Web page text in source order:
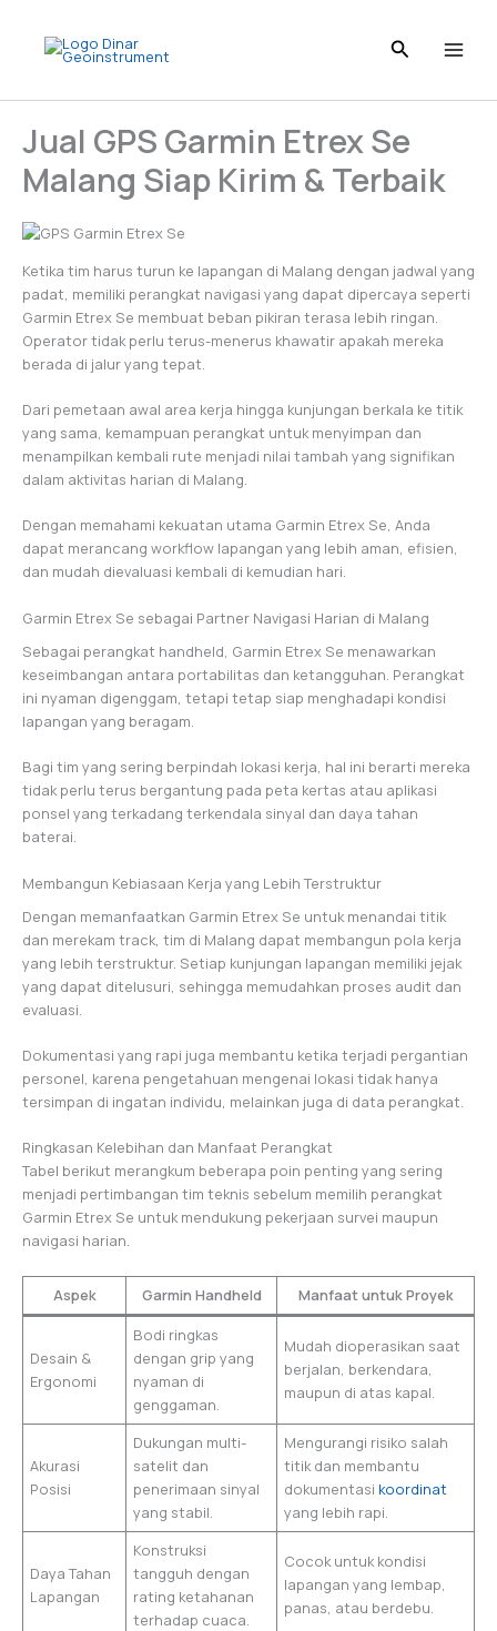
content
Jual GPS Garmin Etrex Se
Malang Siap Kirim & Terbaik
Ketika tim harus turun ke lapangan di Malang dengan jadwal yang
padat, memiliki perangkat navigasi yang dapat dipercaya seperti
Garmin Etrex Se membuat beban pikiran terasa lebih ringan.
Operator tidak perlu terus-menerus khawatir apakah mereka
berada di jalur yang tepat.
Dari pemetaan awal area kerja hingga kunjungan berkala ke titik
yang sama, kemampuan perangkat untuk menyimpan dan
menampilkan kembali rute menjadi nilai tambah yang signifikan
dalam aktivitas harian di Malang.
Dengan memahami kekuatan utama Garmin Etrex Se, Anda
dapat merancang workflow lapangan yang lebih aman, efisien,
dan mudah dievaluasi kembali di kemudian hari.
Garmin Etrex Se sebagai Partner Navigasi Harian di Malang
Sebagai perangkat handheld, Garmin Etrex Se menawarkan
keseimbangan antara portabilitas dan ketangguhan. Perangkat
ini nyaman digenggam, tetapi tetap siap menghadapi kondisi
lapangan yang beragam.
Bagi tim yang sering berpindah lokasi kerja, hal ini berarti mereka
tidak perlu terus bergantung pada peta kertas atau aplikasi
ponsel yang terkadang terkendala sinyal dan daya tahan
baterai.
Membangun Kebiasaan Kerja yang Lebih Terstruktur
Dengan memanfaatkan Garmin Etrex Se untuk menandai titik
dan merekam track, tim di Malang dapat membangun pola kerja
yang lebih terstruktur. Setiap kunjungan lapangan memiliki jejak
yang dapat ditelusuri, sehingga memudahkan proses audit dan
evaluasi.
Dokumentasi yang rapi juga membantu ketika terjadi pergantian
personel, karena pengetahuan mengenai lokasi tidak hanya
tersimpan di ingatan individu, melainkan juga di data perangkat.
Ringkasan Kelebihan dan Manfaat Perangkat
Tabel berikut merangkum beberapa poin penting yang sering
menjadi pertimbangan tim teknis sebelum memilih perangkat
Garmin Etrex Se untuk mendukung pekerjaan survei maupun
navigasi harian.
Aspek Garmin Handheld Manfaat untuk Proyek
Desain &
Ergonomi
Bodi ringkas
dengan grip yang
nyaman di
genggaman.
Mudah dioperasikan saat
berjalan, berkendara,
maupun di atas kapal.
Akurasi
Posisi
Dukungan multi-
satelit dan
penerimaan sinyal
yang stabil.
Mengurangi risiko salah
titik dan membantu
dokumentasi koordinat
yang lebih rapi.
Daya Tahan
Lapangan
Konstruksi
tangguh dengan
rating ketahanan
terhadap cuaca.
Cocok untuk kondisi
lapangan yang lembap,
panas, atau berdebu.